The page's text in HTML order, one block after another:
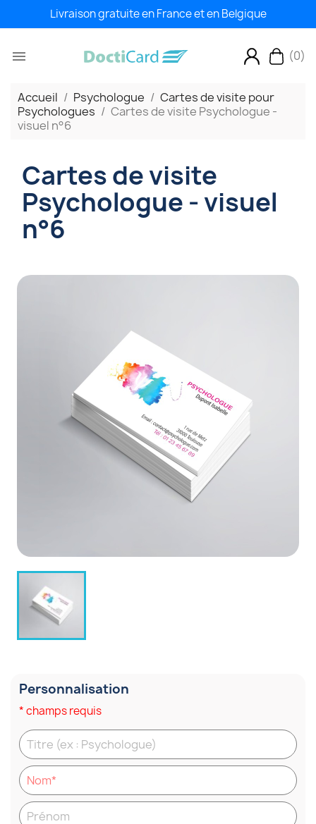
Livraison gratuite en France et en Belgique
 (0)
Accueil Psychologue
Cartes de visite pour
Psychologues
Cartes de visite Psychologue -
visuel n°6
Cartes de visite
Psychologue - visuel
n°6
Personnalisation
* champs requis